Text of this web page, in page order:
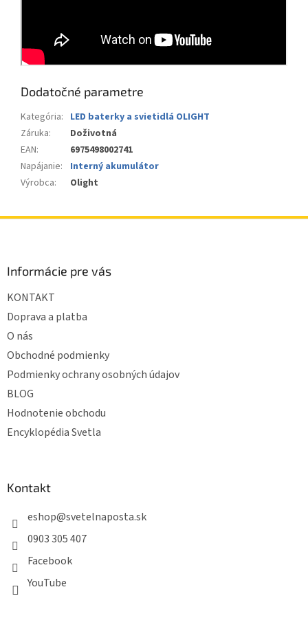
Dodatočné parametre
Kategória: LED baterky a svietidlá OLIGHT
Záruka:
Doživotná
EAN:
6975498002741
Napájanie:
Interný akumulátor
Výrobca: Olight
Informácie pre vás
KONTAKT
Doprava a platba
O nás
Obchodné podmienky
Podmienky ochrany osobných údajov
BLOG
Hodnotenie obchodu
Encyklopédia Svetla
Kontakt
eshop@svetelnaposta.sk
0903 305 407
Facebook
YouTube